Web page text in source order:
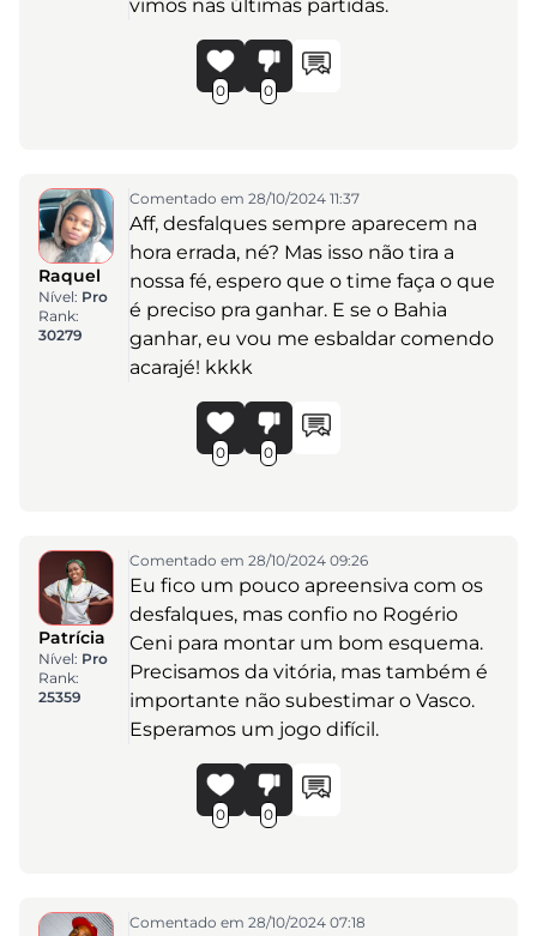
vimos nas últimas partidas.
0 0
Raquel
Nível: Pro
Rank:
30279
Comentado em 28/10/2024 11:37
Aff, desfalques sempre aparecem na
hora errada, né? Mas isso não tira a
nossa fé, espero que o time faça o que
é preciso pra ganhar. E se o Bahia
ganhar, eu vou me esbaldar comendo
acarajé! kkkk
0 0
Patrícia
Nível: Pro
Rank:
25359
Comentado em 28/10/2024 09:26
Eu fico um pouco apreensiva com os
desfalques, mas confio no Rogério
Ceni para montar um bom esquema.
Precisamos da vitória, mas também é
importante não subestimar o Vasco.
Esperamos um jogo difícil.
0 0
Comentado em 28/10/2024 07:18